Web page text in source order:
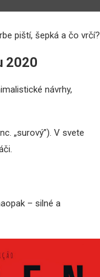
piští, šepká a čo vrčí?
2020
návrhy,
„surový”). V svete
– silné a